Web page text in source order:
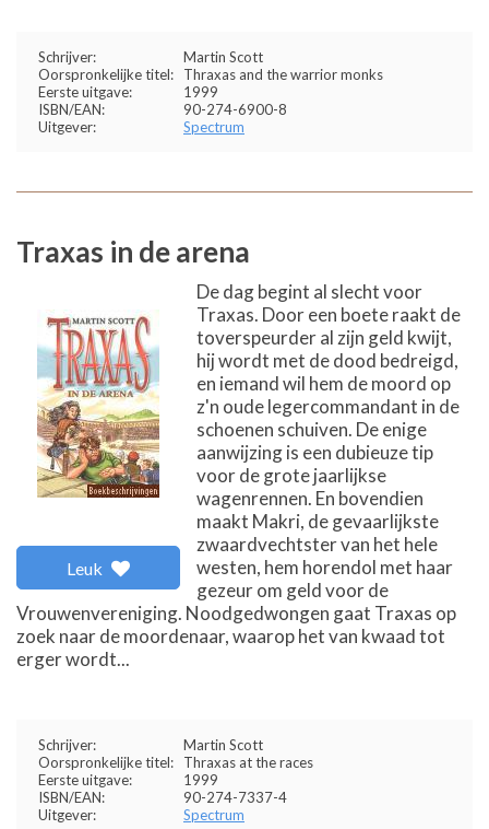
Schrijver:
Martin Scott
Oorspronkelijke titel:
Thraxas and the warrior monks
Eerste uitgave:
1999
ISBN/EAN:
90-274-6900-8
Uitgever:
Spectrum
Traxas in de arena
Leuk
De dag begint al slecht voor
Traxas. Door een boete raakt de
toverspeurder al zijn geld kwijt,
hij wordt met de dood bedreigd,
en iemand wil hem de moord op
z'n oude legercommandant in de
schoenen schuiven. De enige
aanwijzing is een dubieuze tip
voor de grote jaarlijkse
wagenrennen. En bovendien
maakt Makri, de gevaarlijkste
zwaardvechtster van het hele
westen, hem horendol met haar
gezeur om geld voor de
Vrouwenvereniging. Noodgedwongen gaat Traxas op
zoek naar de moordenaar, waarop het van kwaad tot
erger wordt...
Schrijver:
Martin Scott
Oorspronkelijke titel:
Thraxas at the races
Eerste uitgave:
1999
ISBN/EAN:
90-274-7337-4
Uitgever:
Spectrum